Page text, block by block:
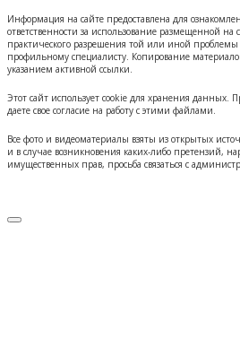
Информация на сайте предоставлена для
ответственности за использование размещенной
практического разрешения той или иной проблемы
профильному специалисту. Копирование
указанием активной ссылки.
Этот сайт использует cookie для хранения данных.
даете свое согласие на работу с этими файлами.
Все фото и видеоматериалы взяты из открытых
и в случае возникновения каких-либо претензий,
имущественных прав, просьба связаться с